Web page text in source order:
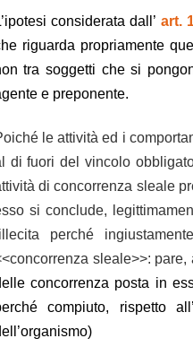
considerata dall’ art.
riguarda propriamente
tra soggetti che si
e preponente.
le attività ed i
di fuori del vincolo
di concorrenza sleale
si conclude,
perché
sleale>>: pare,
concorrenza posta in
compiuto, rispetto